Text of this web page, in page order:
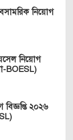
নিয়োগ
নিয়োগ
BOESL)
২০২৬